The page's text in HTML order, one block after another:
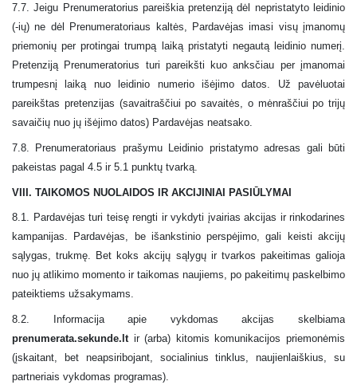
7.7.Jeigu Prenumeratorius pareiškia pretenziją dėl nepristatyto leidinio
(-ių) ne dėl Prenumeratoriaus kaltės, Pardavėjas imasi visų įmanomų
priemonių per protingai trumpą laiką pristatyti negautą leidinio numerį.
Pretenziją Prenumeratorius turi pareikšti kuo anksčiau per įmanomai
trumpesnį laiką nuo leidinio numerio išėjimo datos. Už pavėluotai
pareikštas pretenzijas (savaitraščiui po savaitės, o mėnraščiui po trijų
savaičių nuo jų išėjimo datos) Pardavėjas neatsako.
7.8. Prenumeratoriaus prašymu Leidinio pristatymo adresas gali būti
pakeistas pagal 4.5 ir 5.1 punktų tvarką.
VIII. TAIKOMOS NUOLAIDOS IR AKCIJINIAI PASIŪLYMAI
8.1. Pardavėjas turi teisę rengti ir vykdyti įvairias akcijas ir rinkodarines
kampanijas. Pardavėjas, be išankstinio perspėjimo, gali keisti akcijų
sąlygas, trukmę. Bet koks akcijų sąlygų ir tvarkos pakeitimas galioja
nuo jų atlikimo momento ir taikomas naujiems, po pakeitimų paskelbimo
pateiktiems užsakymams.
8.2. Informacija apie vykdomas akcijas skelbiama
prenumerata.sekunde.lt ir (arba) kitomis komunikacijos priemonėmis
(įskaitant, bet neapsiribojant, socialinius tinklus, naujienlaiškius, su
partneriais vykdomas programas).